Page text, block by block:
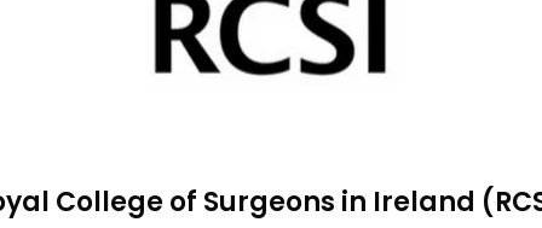
College of Surgeons in Ireland